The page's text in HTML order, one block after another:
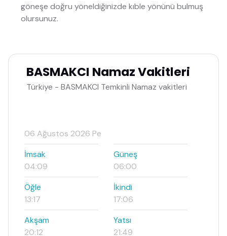
göneşe doğru yöneldiğinizde kıble yönünü bulmuş
olursunuz.
BASMAKCI Namaz Vakitleri
Türkiye - BASMAKCI Temkinli Namaz vakitleri
06 Ağustos 2026 Pe
İmsak
04:09
Güneş
06:00
Öğle
13:17
İkindi
17:06
Akşam
20:12
Yatsı
21:49